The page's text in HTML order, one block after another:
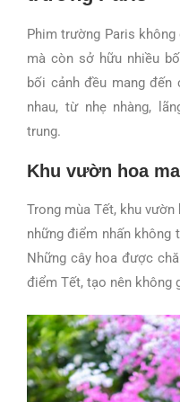
Phim trường Paris
mà còn sở hữu nhiều
bối cảnh đều mang đến
nhau, từ nhẹ nhàng,
trung.
Khu vườn hoa
Trong mùa Tết, khu
những điểm nhấn không
Những cây hoa được
điểm Tết, tạo nên không